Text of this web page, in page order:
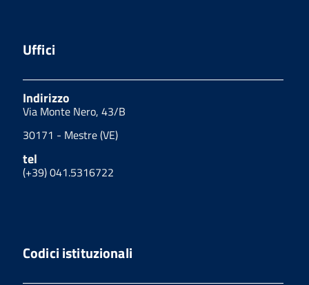
Uffici
Indirizzo
Via Monte Nero, 43/B
30171 - Mestre (VE)
tel
(+39) 041.5316722
Codici istituzionali